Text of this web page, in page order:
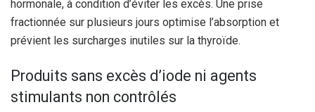
hormonale, à condition d’éviter les excès. Une prise
fractionnée sur plusieurs jours optimise l’absorption et
prévient les surcharges inutiles sur la thyroïde.
Produits sans excès d’iode ni agents
stimulants non contrôlés